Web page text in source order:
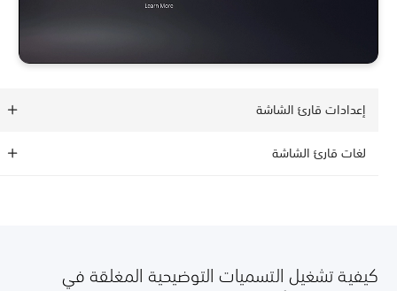
إعدادات قارئ الشاشة
لغات قارئ الشاشة
كيفية تشغيل التسميات التوضيحية المغلقة في